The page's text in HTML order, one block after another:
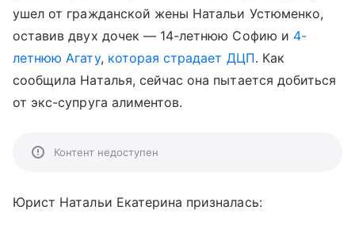
ушел от гражданской жены Натальи Устюменко,
оставив двух дочек — 14-летнюю Софию и 4-
летнюю Агату, которая страдает ДЦП. Как
сообщила Наталья, сейчас она пытается добиться
от экс-супруга алиментов.
Контент недоступен
Юрист Натальи Екатерина призналась: